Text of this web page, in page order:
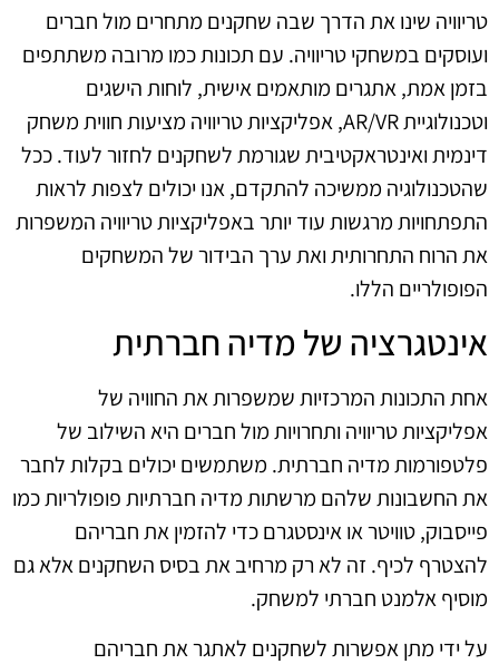
טריוויה שינו את הדרך שבה שחקנים מתחרים מול חברים
ועוסקים במשחקי טריוויה. עם תכונות כמו מרובה משתתפים
בזמן אמת, אתגרים מותאמים אישית, לוחות הישגים
וטכנולוגיית AR/VR, אפליקציות טריוויה מציעות חווית משחק
דינמית ואינטראקטיבית שגורמת לשחקנים לחזור לעוד. ככל
שהטכנולוגיה ממשיכה להתקדם, אנו יכולים לצפות לראות
התפתחויות מרגשות עוד יותר באפליקציות טריוויה המשפרות
את הרוח התחרותית ואת ערך הבידור של המשחקים
הפופולריים הללו.
אינטגרציה של מדיה חברתית
אחת התכונות המרכזיות שמשפרות את החוויה של
אפליקציות טריוויה ותחרויות מול חברים היא השילוב של
פלטפורמות מדיה חברתית. משתמשים יכולים בקלות לחבר
את החשבונות שלהם מרשתות מדיה חברתיות פופולריות כמו
פייסבוק, טוויטר או אינסטגרם כדי להזמין את חבריהם
להצטרף לכיף. זה לא רק מרחיב את בסיס השחקנים אלא גם
מוסיף אלמנט חברתי למשחק.
על ידי מתן אפשרות לשחקנים לאתגר את חבריהם